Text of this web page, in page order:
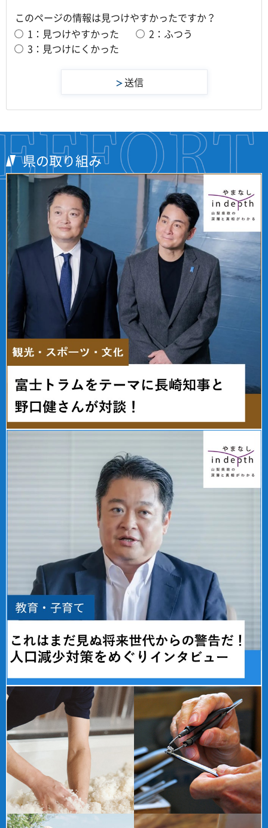
このページの情報は見つけやすかったですか？
1：見つけやすかった
2：ふつう
3：見つけにくかった
県の取り組み